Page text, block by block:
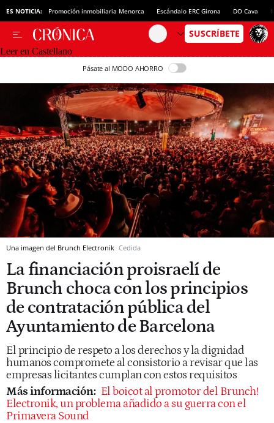
ES NOTICIA: Promoción inmobiliaria Menorca Escándalo ERC Girona DO Cava
Leer en Castellano
Pásate al MODO AHORRO
Una imagen del Brunch Electronik Cedida
La financiación proisraelí de
Brunch choca con los principios
de contratación pública del
Ayuntamiento de Barcelona
El principio de respeto a los derechos y la dignidad
humanos compromete al consistorio a revisar que las
empresas licitantes cumplan con estos requisitos
Más información: El boicot al promotor del Brunch!
Electronik, un problema añadido a su guerra con el
Primavera Sound